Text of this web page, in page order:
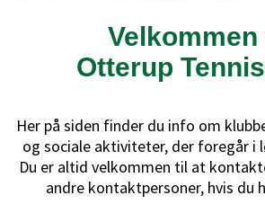
Velkommen
Otterup
Her på siden finder du info om
og sociale aktiviteter, der foregår i
Du er altid velkommen til at
andre kontaktpersoner, hvis du